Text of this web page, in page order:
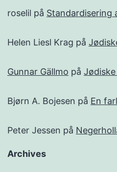
roselil på Standardisering
Helen Liesl Krag på
Gunnar Gällmo på
Bjørn A. Bojesen på En
Peter Jessen på
Archives